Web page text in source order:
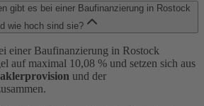
gibt es bei einer Baufinanzierung in Rostock
wie hoch sind sie?
einer Baufinanzierung in Rostock
auf maximal 10,08 % und setzen sich aus
und der